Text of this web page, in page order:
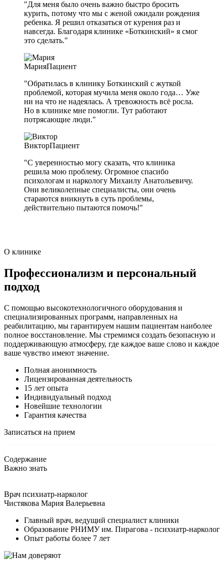
"Для меня было очень важно быстро бросить
курить, потому что мы с женой ожидали рождения
ребенка. Я решил отказаться от курения раз и
навсегда. Благодаря клинике «Боткинский» я смог
это сделать."
МарияПациент
"Обратилась в клинику Боткинский с жуткой
проблемой, которая мучила меня около года… Уже
ни на что не надеялась. А тревожность всё росла.
Но в клинике мне помогли. Тут работают
потрясающие люди."
ВикторПациент
"С уверенностью могу сказать, что клиника
решила мою проблему. Огромное спасибо
психологам и наркологу Михаилу Анатольевичу.
Они великолепные специалисты, они очень
стараются вникнуть в суть проблемы,
действительно пытаются помочь!"
О клинике
Профессионализм и персональный
подход
С помощью высокотехнологичного оборудования и
специализированных программ, направленных на
реабилитацию, мы гарантируем нашим пациентам наиболее
полное восстановление. Мы стремимся создать безопасную и
поддерживающую атмосферу, где каждое ваше слово и каждое
ваше чувство имеют значение.
Полная анонимность
Лицензированная деятельность
15 лет опыта
Индивидуальный подход
Новейшие технологии
Гарантия качества
Записаться на прием
Содержание
Важно знать
Врач психиатр-нарколог
Чистякова Мария Валерьевна
Главный врач, ведущий специалист клиники
Образование РНИМУ им. Пирагова - психиатр-нарколог
Опыт работы более 7 лет